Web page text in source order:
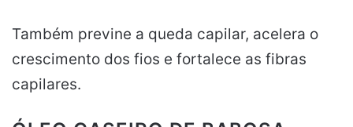
Também previne a queda capilar, acelera o
crescimento dos fios e fortalece as fibras
capilares.